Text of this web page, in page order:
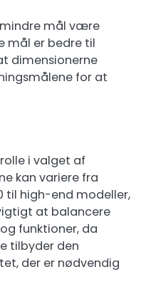
mindre mål være
mål er bedre til
dimensionerne
for at
i valget af
kan variere fra
til high-end modeller,
at balancere
funktioner, da
tilbyder den
der er nødvendig